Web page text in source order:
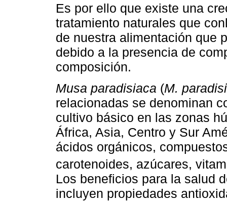
Es por ello que existe una
tratamiento naturales que
de nuestra alimentación que
debido a la presencia de
composición.
Musa paradisiaca (M.
relacionadas se denominan
cultivo básico en las zonas
África, Asia, Centro y Sur
ácidos orgánicos,
carotenoides, azúcares,
Los beneficios para la salud
incluyen propiedades